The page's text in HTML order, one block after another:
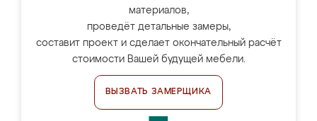
материалов,
проведёт детальные замеры,
составит проект и сделает окончательный расчёт
стоимости Вашей будущей мебели.
ВЫЗВАТЬ ЗАМЕРЩИКА